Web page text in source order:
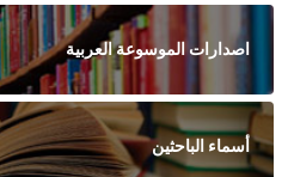
اصدارات الموسوعة العربية
أسماء الباحثين